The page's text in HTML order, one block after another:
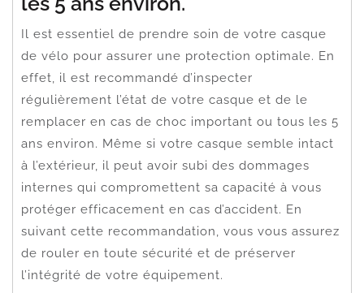
Il est essentiel de prendre soin de votre casque
de vélo pour assurer une protection optimale. En
effet, il est recommandé d’inspecter
régulièrement l’état de votre casque et de le
remplacer en cas de choc important ou tous les 5
ans environ. Même si votre casque semble intact
à l’extérieur, il peut avoir subi des dommages
internes qui compromettent sa capacité à vous
protéger efficacement en cas d’accident. En
suivant cette recommandation, vous vous assurez
de rouler en toute sécurité et de préserver
l’intégrité de votre équipement.